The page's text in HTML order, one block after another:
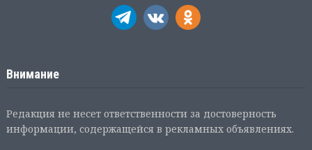
Внимание
Редакция не несет ответственности за достоверность
информации, содержащейся в рекламных объявлениях.